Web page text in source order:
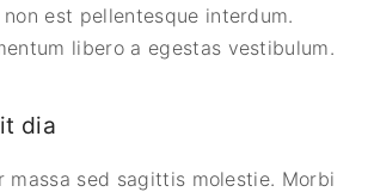
est pellentesque interdum.
libero a egestas vestibulum.
dia
massa sed sagittis molestie. Morbi